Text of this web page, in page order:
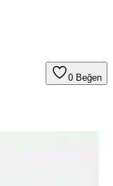
0 Beğen
Tişörtleri
İçin